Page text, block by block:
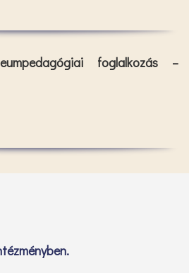
foglalkozás –